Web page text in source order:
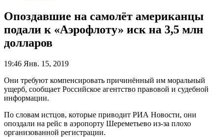
Опоздавшие на самолёт американцы
подали к «Аэрофлоту» иск на 3,5 млн
долларов
19:46 Янв. 15, 2019
Они требуют компенсировать причинённый им моральный
ущерб, сообщает Российское агентство правовой и судебной
информации.
По словам истцов, которые приводит РИА Новости, они
опоздали на рейс в аэропорту Шереметьево из-за плохо
организованной регистрации.